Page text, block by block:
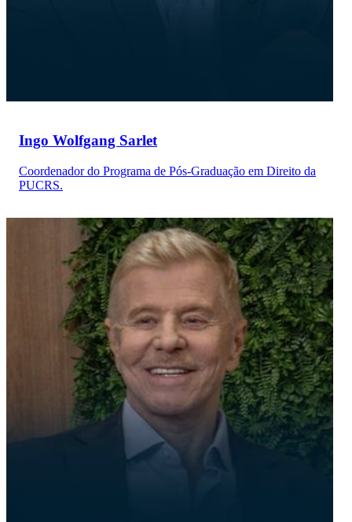
Ingo Wolfgang Sarlet
Coordenador do Programa de Pós-Graduação em Direito da
PUCRS.